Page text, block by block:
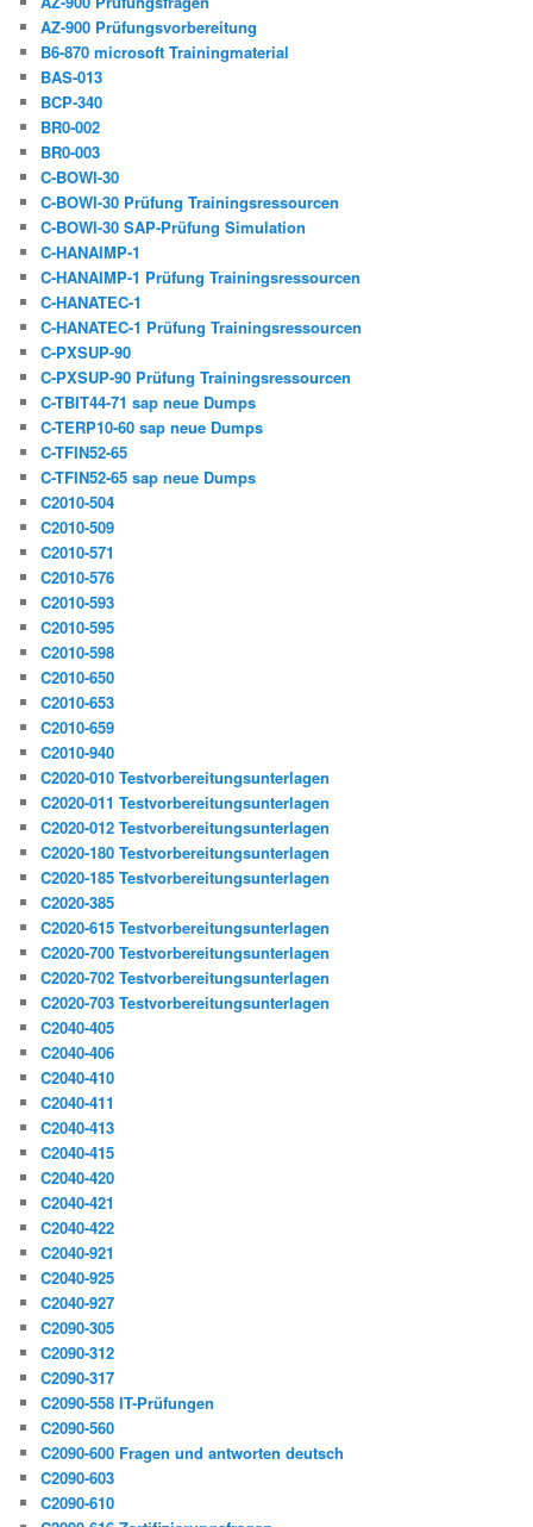
AZ-900 Prüfungsvorbereitung
B6-870 microsoft Trainingmaterial
BAS-013
BCP-340
BR0-002
BR0-003
C-BOWI-30
C-BOWI-30 Prüfung Trainingsressourcen
C-BOWI-30 SAP-Prüfung Simulation
C-HANAIMP-1
C-HANAIMP-1 Prüfung Trainingsressourcen
C-HANATEC-1
C-HANATEC-1 Prüfung Trainingsressourcen
C-PXSUP-90
C-PXSUP-90 Prüfung Trainingsressourcen
C-TBIT44-71 sap neue Dumps
C-TERP10-60 sap neue Dumps
C-TFIN52-65
C-TFIN52-65 sap neue Dumps
C2010-504
C2010-509
C2010-571
C2010-576
C2010-593
C2010-595
C2010-598
C2010-650
C2010-653
C2010-659
C2010-940
C2020-010 Testvorbereitungsunterlagen
C2020-011 Testvorbereitungsunterlagen
C2020-012 Testvorbereitungsunterlagen
C2020-180 Testvorbereitungsunterlagen
C2020-185 Testvorbereitungsunterlagen
C2020-385
C2020-615 Testvorbereitungsunterlagen
C2020-700 Testvorbereitungsunterlagen
C2020-702 Testvorbereitungsunterlagen
C2020-703 Testvorbereitungsunterlagen
C2040-405
C2040-406
C2040-410
C2040-411
C2040-413
C2040-415
C2040-420
C2040-421
C2040-422
C2040-921
C2040-925
C2040-927
C2090-305
C2090-312
C2090-317
C2090-558 IT-Prüfungen
C2090-560
C2090-600 Fragen und antworten deutsch
C2090-603
C2090-610